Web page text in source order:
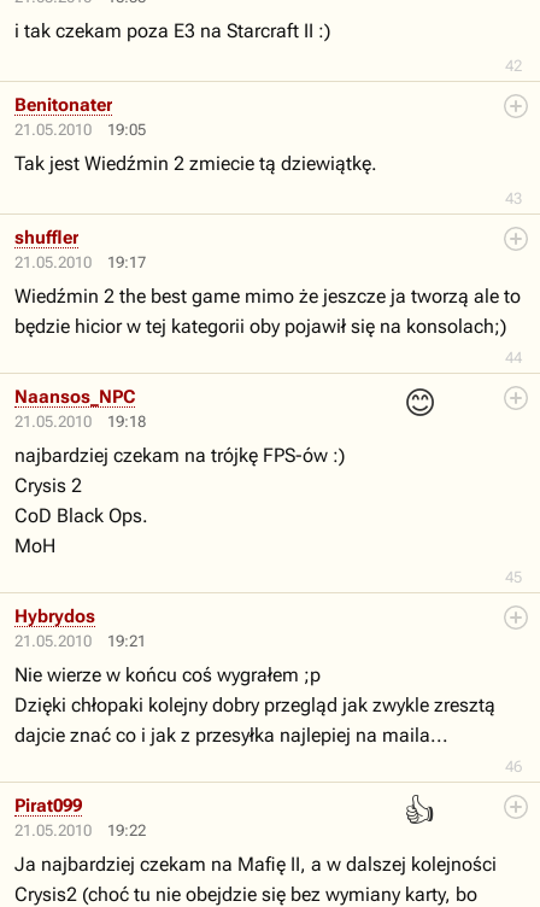
42
i tak czekam poza E3 na Starcraft II :)
21.05.2010 19:05
43
Benitonater
Tak jest Wiedźmin 2 zmiecie tą dziewiątkę.
21.05.2010 19:17
44
shuffler
Wiedźmin 2 the best game mimo że jeszcze ja tworzą ale to
będzie hicior w tej kategorii oby pojawił się na konsolach;)
21.05.2010 19:18
😊
45
Naansos_NPC
najbardziej czekam na trójkę FPS-ów :)
Crysis 2
CoD Black Ops.
MoH
21.05.2010 19:21
46
Hybrydos
Nie wierze w końcu coś wygrałem ;p
Dzięki chłopaki kolejny dobry przegląd jak zwykle zresztą
dajcie znać co i jak z przesyłka najlepiej na maila...
21.05.2010 19:22
👍
Pirat099
Ja najbardziej czekam na Mafię II, a w dalszej kolejności
Crysis2 (choć tu nie obejdzie się bez wymiany karty, bo